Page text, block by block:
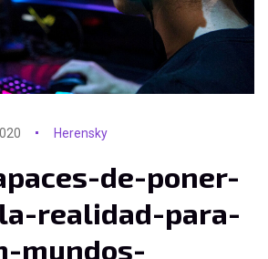
Herensky
de-poner-
realidad-para-
mundos-